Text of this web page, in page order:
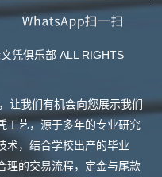
凭俱乐部 ALL RIGHTS
让我们有机会向您展示我们
工艺，源于多年的专业研究
术，结合学校出产的毕业
理的交易流程，定金与尾款